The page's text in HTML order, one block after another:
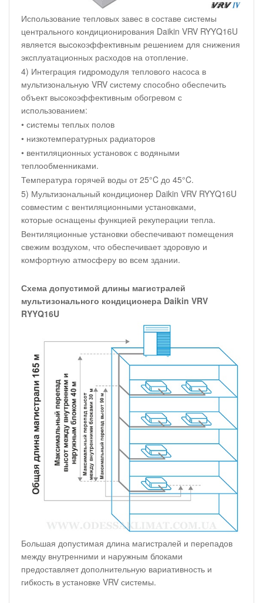
Использование тепловых завес в составе системы
центрального кондиционирования Daikin VRV RYYQ16U
является высокоэффективным решением для снижения
эксплуатационных расходов на отопление.
4) Интеграция гидромодуля теплового насоса в
мультизональную VRV систему способно обеспечить
объект высокоэффективным обогревом с
использованием:
• системы теплых полов
• низкотемпературных радиаторов
• вентиляционных установок с водяными
теплообменниками.
Температура горячей воды от 25°C до 45°C.
5) Мультизональный кондиционер Daikin VRV RYYQ16U
совместим с вентиляционными установками,
которые оснащены функцией рекуперации тепла.
Вентиляционные установки обеспечивают помещения
свежим воздухом, что обеспечивает здоровую и
комфортную атмосферу во всем здании.
Схема допустимой длины магистралей
мультизонального кондиционера Daikin VRV
RYYQ16U
Большая допустимая длина магистралей и перепадов
между внутренними и наружным блоками
предоставляет дополнительную вариативность и
гибкость в установке VRV системы.